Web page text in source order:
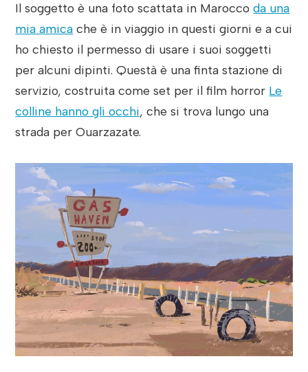
Il soggetto è una foto scattata in Maroccoda una
mia amica che è in viaggio in questi giorni e a cui
ho chiesto il permesso di usare i suoi soggetti
per alcuni dipinti. Questà è una finta stazione di
servizio, costruita come set per il film horror Le
colline hanno gli occhi, che si trova lungo una
strada per Ouarzazate.